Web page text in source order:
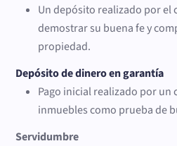
Un depósito realizado por el
demostrar su buena fe y
propiedad.
Depósito de dinero en garantía
Pago inicial realizado por un
inmuebles como prueba de
Servidumbre